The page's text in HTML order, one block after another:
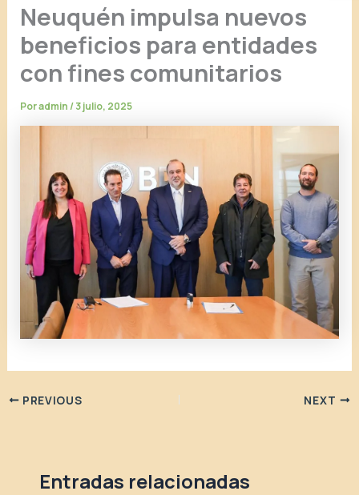
Neuquén impulsa nuevos
beneficios para entidades
con fines comunitarios
Poradmin/3 julio, 2025
PREVIOUS NEXT
Entradas relacionadas